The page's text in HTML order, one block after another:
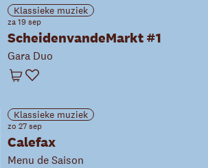
Klassieke muziek
za 19 sep
ScheidenvandeMarkt #1
Gara Duo
Winkelwagen
Favoriet
Klassieke muziek
zo 27 sep
Calefax
Menu de Saison